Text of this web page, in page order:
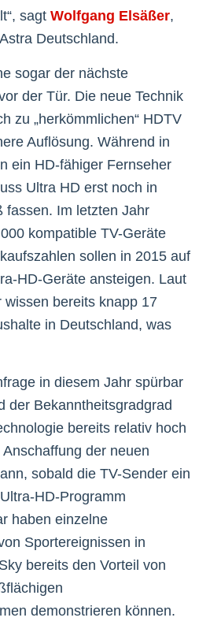
sagt Wolfgang Elsäßer,
Deutschland.
sogar der nächste
der Tür. Die neue Technik
zu „herkömmlichen“ HDTV
Auflösung. Während in
ein HD-fähiger Fernseher
Ultra HD erst noch in
fassen. Im letzten Jahr
kompatible TV-Geräte
sollen in 2015 auf
HD-Geräte ansteigen. Laut
wissen bereits knapp 17
in Deutschland, was
in diesem Jahr spürbar
der Bekanntheitsgradgrad
bereits relativ hoch
der neuen
sobald die TV-Sender ein
HD-Programm
haben einzelne
Sportereignissen in
bereits den Vorteil von
demonstrieren können.